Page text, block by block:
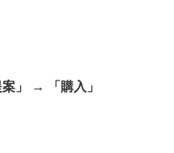
」 → 「購入」